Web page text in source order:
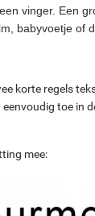
vinger. Een
babyvoetje of
korte regels
toe in
mee: